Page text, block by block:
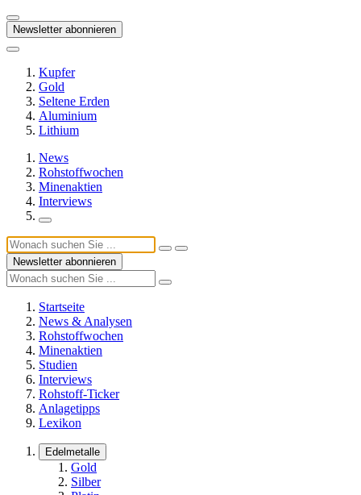
Newsletter abonnieren
Kupfer
Gold
Seltene Erden
Aluminium
Lithium
News
Rohstoffwochen
Minenaktien
Interviews
Newsletter abonnieren
Startseite
News & Analysen
Rohstoffwochen
Minenaktien
Studien
Interviews
Rohstoff-Ticker
Anlagetipps
Lexikon
Edelmetalle
Gold
Silber